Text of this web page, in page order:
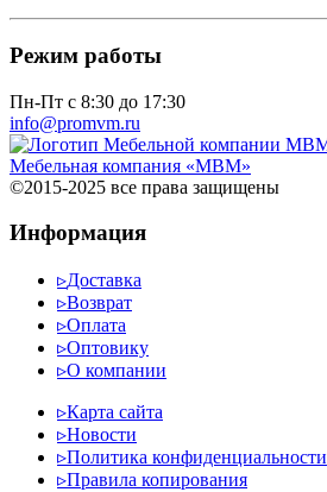
Режим работы
Пн-Пт с 8:30 до 17:30
info@promvm.ru
Мебельная компания «МВМ»
©2015-2025 все права защищены
Информация
▹Доставка
▹Возврат
▹Оплата
▹Оптовику
▹О компании
▹Карта сайта
▹Новости
▹Политика конфиденциальности
▹Правила копирования